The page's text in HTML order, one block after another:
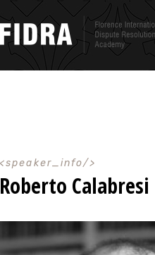
speaker_info
Roberto Calabresi